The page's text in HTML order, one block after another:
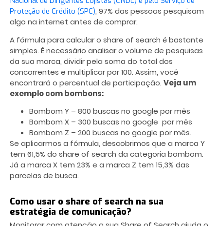
Proteção de Crédito (SPC), 97% das pessoas pesquisam
algo na internet antes de comprar.
A fórmula para calcular o share of search é bastante
simples. É necessário analisar o volume de pesquisas
da sua marca, dividir pela soma do total dos
concorrentes e multiplicar por 100. Assim, você
encontrará o percentual de participação. Veja um
exemplo com bombons:
Bombom Y – 800 buscas no google por mês
Bombom X – 300 buscas no google por mês
Bombom Z – 200 buscas no google por mês.
Se aplicarmos a fórmula, descobrimos que a marca Y
tem 61,5% do share of search da categoria bombom.
Já a marca X tem 23% e a marca Z tem 15,3% das
parcelas de busca.
Como usar o share of search na sua
estratégia de comunicação?